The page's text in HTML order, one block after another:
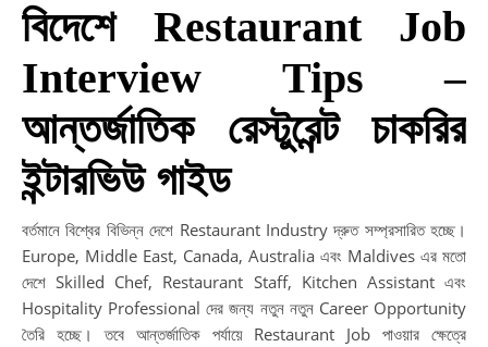
বিদেশে Restaurant Job
Interview Tips –
আন্তর্জাতিক রেস্টুরেন্ট চাকরির
ইন্টারভিউ গাইড
বর্তমানে বিশ্বের বিভিন্ন দেশে Restaurant Industry দ্রুত সম্প্রসারিত হচ্ছে।
Europe, Middle East, Canada, Australia এবং Maldives এর মতো
দেশে Skilled Chef, Restaurant Staff, Kitchen Assistant এবং
Hospitality Professional দের জন্য নতুন নতুন Career Opportunity
তৈরি হচ্ছে। তবে আন্তর্জাতিক পর্যায়ে Restaurant Job পাওয়ার ক্ষেত্রে